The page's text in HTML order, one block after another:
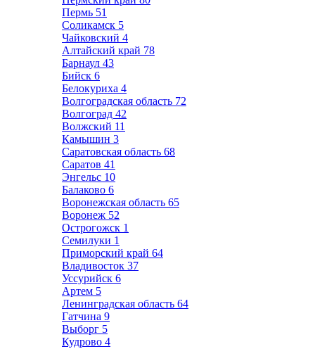
Пермь 51
Соликамск 5
Чайковский 4
Алтайский край 78
Барнаул 43
Бийск 6
Белокуриха 4
Волгоградская область 72
Волгоград 42
Волжский 11
Камышин 3
Саратовская область 68
Саратов 41
Энгельс 10
Балаково 6
Воронежская область 65
Воронеж 52
Острогожск 1
Семилуки 1
Приморский край 64
Владивосток 37
Уссурийск 6
Артем 5
Ленинградская область 64
Гатчина 9
Выборг 5
Кудрово 4